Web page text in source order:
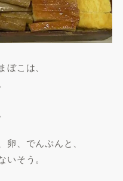
こは、
、でんぷんと、
そう。